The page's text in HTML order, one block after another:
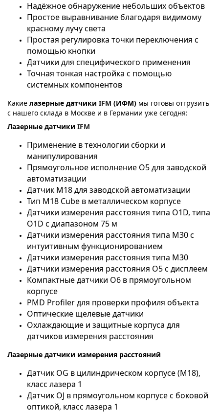
Надёжное обнаружение небольших объектов
Простое выравнивание благодаря видимому
красному лучу света
Простая регулировка точки переключения с
помощью кнопки
Датчики для специфического применения
Точная тонкая настройка с помощью
системных компонентов
Какие лазерные датчики IFM (ИФМ) мы готовы отгрузить
с нашего склада в Москве и в Германии уже сегодня:
Лазерные датчики IFM
Применение в технологии сборки и
манипулирования
Прямоугольное исполнение О5 для заводской
автоматизации
Датчик М18 для заводской автоматизации
Тип М18 Cube в металлическом корпусе
Датчики измерения расстояния типа O1D, типа
O1D с диапазоном 75 м
Датчики измерения расстояния типа М30 с
интуитивным функционированием
Датчики измерения расстояния типа М30
Датчики измерения расстояния О5 с дисплеем
Компактные датчики О6 в прямоугольном
корпусе
PMD Profiler для проверки профиля объекта
Оптические щелевые датчики
Охлаждающие и защитные корпуса для
датчиков измерения расстояния
Лазерные датчики измерения расстояний
Датчик OG в цилиндрическом корпусе (M18),
класс лазера 1
Датчик OJ в прямоугольном корпусе с боковой
оптикой, класс лазера 1